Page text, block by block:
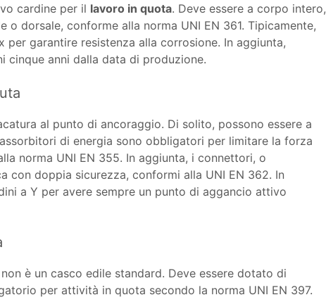
cardine per il lavoro in quota. Deve essere a corpo intero,
dorsale, conforme alla norma UNI EN 361. Tipicamente,
garantire resistenza alla corrosione. In aggiunta,
cinque anni dalla data di produzione.
al punto di ancoraggio. Di solito, possono essere a
di energia sono obbligatori per limitare la forza
norma UNI EN 355. In aggiunta, i connettori, o
con doppia sicurezza, conformi alla UNI EN 362. In
a Y per avere sempre un punto di aggancio attivo
non è un casco edile standard. Deve essere dotato di
per attività in quota secondo la norma UNI EN 397.